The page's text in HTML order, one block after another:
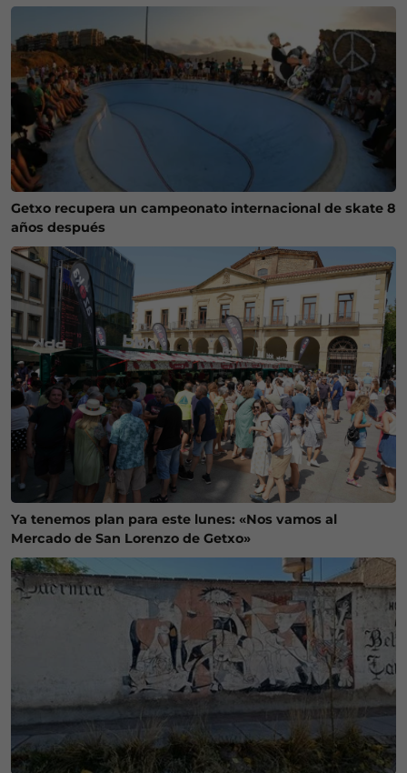
Getxo recupera un campeonato internacional de skate 8
años después
Ya tenemos plan para este lunes: «Nos vamos al
Mercado de San Lorenzo de Getxo»